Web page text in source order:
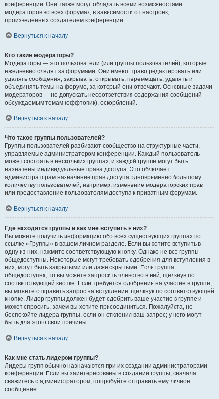
конференции. Они также могут обладать всеми возможностями
модераторов во всех форумах, в зависимости от настроек,
произведённых создателем конференции.
Вернуться к началу
Кто такие модераторы?
Модераторы — это пользователи (или группы пользователей), которые
ежедневно следят за форумами. Они имеют право редактировать или
удалять сообщения, закрывать, открывать, перемещать, удалять и
объединять темы на форуме, за который они отвечают. Основные задачи
модераторов — не допускать несоответствия содержания сообщений
обсуждаемым темам (оффтопик), оскорблений.
Вернуться к началу
Что такое группы пользователей?
Группы пользователей разбивают сообщество на структурные части,
управляемые администратором конференции. Каждый пользователь
может состоять в нескольких группах, и каждой группе могут быть
назначены индивидуальные права доступа. Это облегчает
администраторам назначение прав доступа одновременно большому
количеству пользователей, например, изменение модераторских прав
или предоставление пользователям доступа к приватным форумам.
Вернуться к началу
Где находятся группы и как мне вступить в них?
Вы можете получить информацию обо всех существующих группах по
ссылке «Группы» в вашем личном разделе. Если вы хотите вступить в
одну из них, нажмите соответствующую кнопку. Однако не все группы
общедоступны. Некоторые могут требовать одобрения для вступления в
них, могут быть закрытыми или даже скрытыми. Если группа
общедоступна, то вы можете запросить членство в ней, щёлкнув по
соответствующей кнопке. Если требуется одобрение на участие в группе,
вы можете отправить запрос на вступление, щёлкнув по соответствующей
кнопке. Лидер группы должен будет одобрить ваше участие в группе и
может спросить, зачем вы хотите присоединиться. Пожалуйста, не
беспокойте лидера группы, если он отклонил ваш запрос; у него могут
быть для этого свои причины.
Вернуться к началу
Как мне стать лидером группы?
Лидеры групп обычно назначаются при их создании администраторами
конференции. Если вы заинтересованы в создании группы, сначала
свяжитесь с администратором; попробуйте отправить ему личное
сообщение.